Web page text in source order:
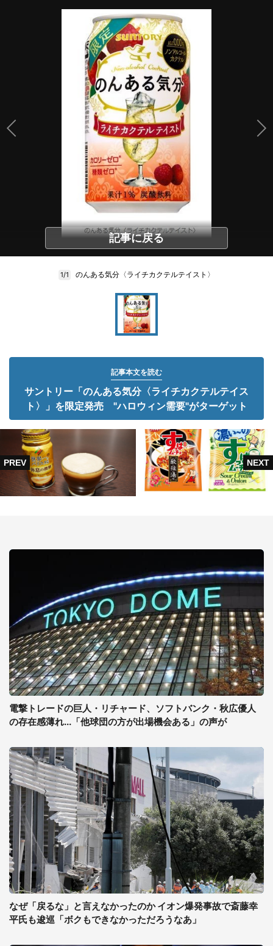
記事に戻る
1/1 のんある気分〈ライチカクテルテイスト〉
記事本文を読む
サントリー「のんある気分〈ライチカクテルテイス
ト〉」を限定発売 "ハロウィン需要"がターゲット
電撃トレードの巨人・リチャード、ソフトバンク・秋広優人
の存在感薄れ...「他球団の方が出場機会ある」の声が
なぜ「戻るな」と言えなかったのか イオン爆発事故で斎藤幸
平氏も逡巡「ボクもできなかっただろうなあ」